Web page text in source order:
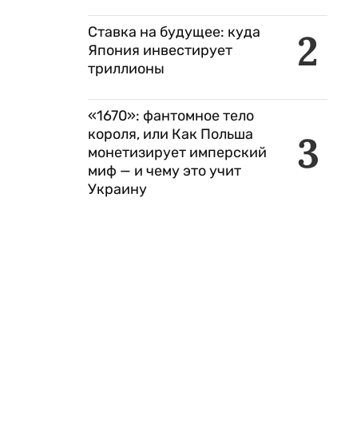
2
Ставка на будущее: куда
Япония инвестирует
триллионы
3
«1670»: фантомное тело
короля, или Как Польша
монетизирует имперский
миф — и чему это учит
Украину